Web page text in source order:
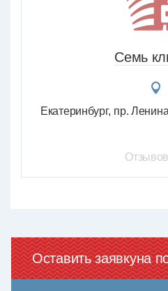
Семь
Екатеринбург пр.
Оставить заявкуна